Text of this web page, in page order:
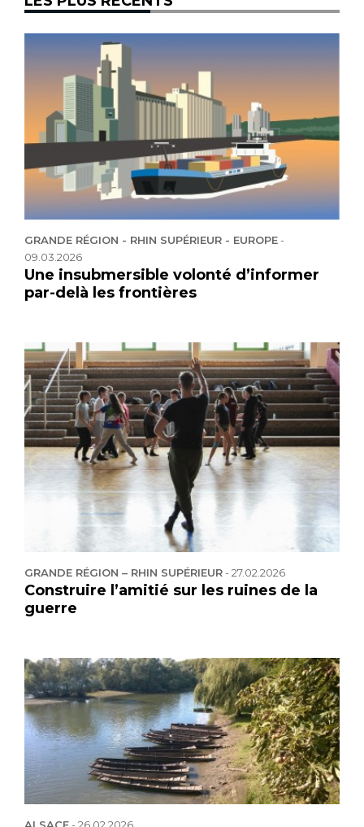
GRANDE RÉGION - RHIN SUPÉRIEUR - EUROPE-
09.03.2026
Une insubmersible volonté d’informer
par-delà les frontières
GRANDE RÉGION – RHIN SUPÉRIEUR-27.02.2026
Construire l’amitié sur les ruines de la
guerre